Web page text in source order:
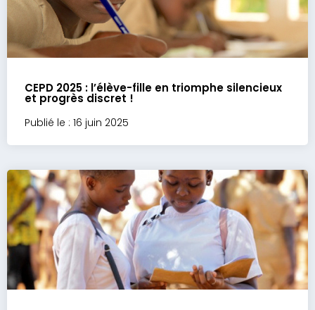
CEPD 2025 : l’élève-fille en triomphe silencieux
et progrès discret !
Publié le : 16 juin 2025